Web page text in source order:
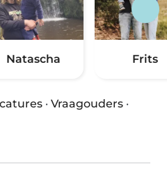
Natascha Frits
· Vraagouders ·